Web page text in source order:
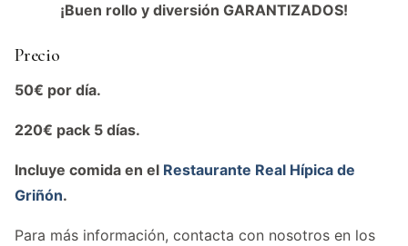
¡Buen rollo y diversión GARANTIZADOS!
Precio
50€ por día.
220€ pack 5 días.
Incluye comida en el Restaurante Real Hípica de
Griñón.
Para más información, contacta con nosotros en los